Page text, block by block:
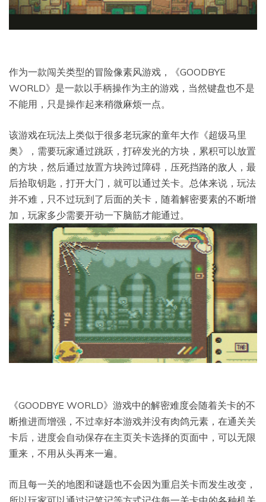
作为一款闯关类型的冒险像素风游戏，《GOODBYE
WORLD》是一款以手柄操作为主的游戏，当然键盘也不是
不能用，只是操作起来稍微麻烦一点。
该游戏在玩法上类似于很多老玩家的童年大作《超级马里
奥》，需要玩家通过跳跃，打碎发光的方块，累积可以放置
的方块，然后通过放置方块跨过障碍，压死挡路的敌人，最
后拾取钥匙，打开大门，就可以通过关卡。总体来说，玩法
并不难，只不过玩到了后面的关卡，随着解密要素的不断增
加，玩家多少需要开动一下脑筋才能通过。
《GOODBYE WORLD》游戏中的解密难度会随着关卡的不
断推进而增强，不过幸好本游戏并没有肉鸽元素，在通关关
卡后，进度会自动保存在主页关卡选择的页面中，可以无限
重来，不用从头再来一遍。
而且每一关的地图和谜题也不会因为重启关卡而发生改变，